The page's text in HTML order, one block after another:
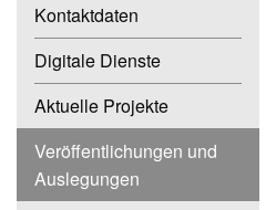
Kontaktdaten
Digitale Dienste
Aktuelle Projekte
Veröffentlichungen und
Auslegungen